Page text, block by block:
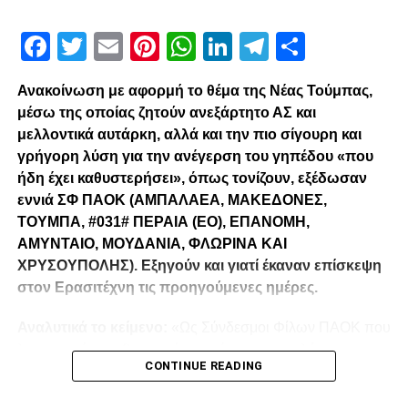
Facebook
Twitter
EmailPinterest
WhatsApp
LinkedIn
Telegram
Ανακοίνωση με αφορμή το θέμα της Νέας Τούμπας,
μέσω της οποίας ζητούν ανεξάρτητο ΑΣ και
μελλοντικά αυτάρκη, αλλά και την πιο σίγουρη και
γρήγορη λύση για την ανέγερση του γηπέδου «που
ήδη έχει καθυστερήσει», όπως τονίζουν, εξέδωσαν
εννιά ΣΦ ΠΑΟΚ (ΑΜΠΑΛΑΕΑ, ΜΑΚΕΔΟΝΕΣ,
ΤΟΥΜΠΑ, #031# ΠΕΡΑΙΑ (ΕΟ), ΕΠΑΝΟΜΗ,
ΑΜΥΝΤΑΙΟ, ΜΟΥΔΑΝΙΑ, ΦΛΩΡΙΝΑ ΚΑΙ
ΧΡΥΣΟΥΠΟΛΗΣ). Εξηγούν και γιατί έκαναν επίσκεψη
στον Ερασιτέχνη τις προηγούμενες ημέρες.
λειτουργούμε καθημερινά με γνώμωνα το καλό του
Δικεφάλου και μόνο, αισθανόμαστε την ανάγκη να
CONTINUE READING